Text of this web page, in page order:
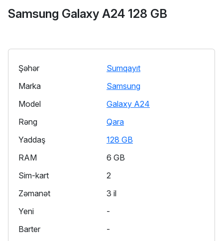
Samsung Galaxy A24 128 GB
Şəhər
Sumqayıt
Marka
Samsung
Model
Galaxy A24
Rəng
Qara
Yaddaş
128 GB
RAM
6 GB
Sim-kart
2
Zəmanət
3 il
Yeni
-
Barter
-